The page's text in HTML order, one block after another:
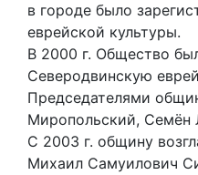
в городе было
еврейской культуры.
В 2000 г. Общество
Северодвинскую
Председателями
Миропольский, Семён
С 2003 г. общину
Михаил Самуилович